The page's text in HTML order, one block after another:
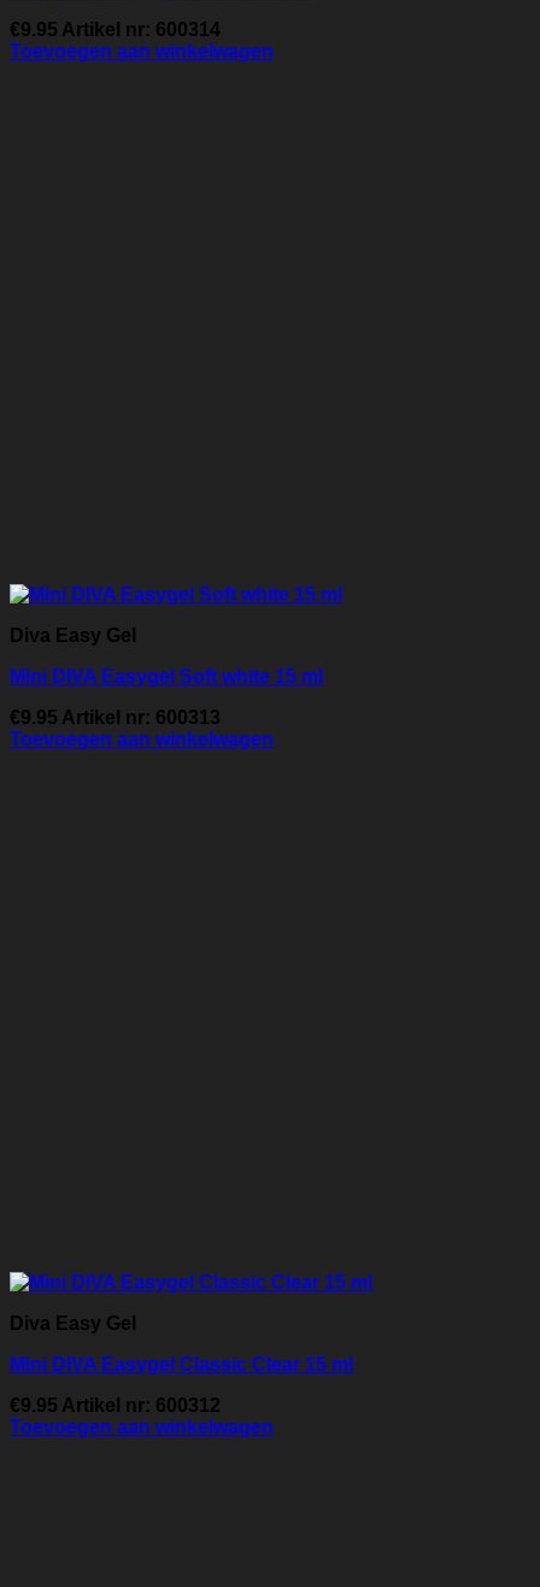
€9.95 Artikel nr: 600314
Toevoegen aan winkelwagen
Diva Easy Gel
Mini DIVA Easygel Soft white 15 ml
€9.95 Artikel nr: 600313
Toevoegen aan winkelwagen
Diva Easy Gel
Mini DIVA Easygel Classic Clear 15 ml
€9.95 Artikel nr: 600312
Toevoegen aan winkelwagen